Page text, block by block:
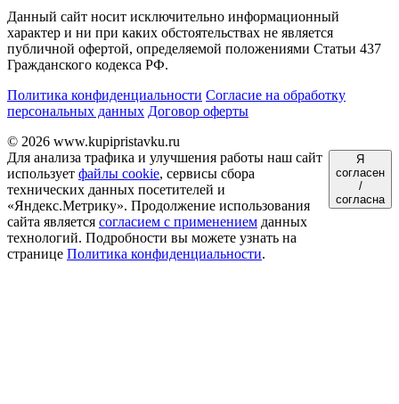
Данный сайт носит исключительно информационный
характер и ни при каких обстоятельствах не является
публичной офертой, определяемой положениями Статьи 437
Гражданского кодекса РФ.
Политика конфиденциальности Согласие на обработку
персональных данных Договор оферты
© 2026 www.kupipristavku.ru
Для анализа трафика и улучшения работы наш сайт
использует файлы cookie, сервисы сбора
технических данных посетителей и
«Яндекс.Метрику». Продолжение использования
сайта является согласием с применением данных
технологий. Подробности вы можете узнать на
странице Политика конфиденциальности.
Я
согласен
/
согласна